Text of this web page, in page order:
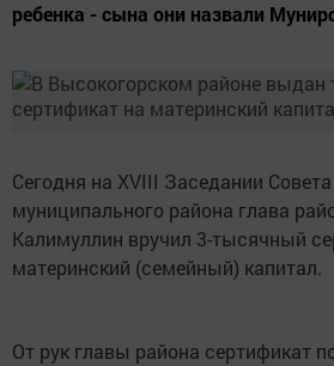
ребенка - сына они назвали
Сегодня на XVIII Заседании
муниципального района глава
Калимуллин вручил 3-тысячный
материнский (семейный) капитал.
От рук главы района сертификат